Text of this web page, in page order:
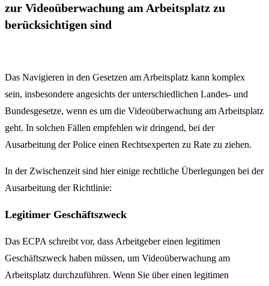
zur Videoüberwachung am Arbeitsplatz zu
berücksichtigen sind
Das Navigieren in den Gesetzen am Arbeitsplatz kann komplex
sein, insbesondere angesichts der unterschiedlichen Landes- und
Bundesgesetze, wenn es um die Videoüberwachung am Arbeitsplatz
geht. In solchen Fällen empfehlen wir dringend, bei der
Ausarbeitung der Police einen Rechtsexperten zu Rate zu ziehen.
In der Zwischenzeit sind hier einige rechtliche Überlegungen bei der
Ausarbeitung der Richtlinie:
Legitimer Geschäftszweck
Das ECPA schreibt vor, dass Arbeitgeber einen legitimen
Geschäftszweck haben müssen, um Videoüberwachung am
Arbeitsplatz durchzuführen. Wenn Sie über einen legitimen